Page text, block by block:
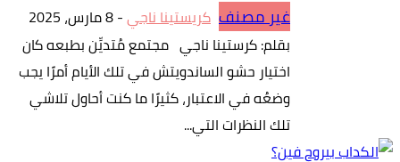
غير مصنف كريستينا ناجي-8 مارس، 2025
بقلم: كرستينا ناجي مجتمع مُتديِّن بطبعه كان
اختيار حشو الساندويتش في تلك الأيام أمرًا يجب
وضعُه في الاعتبار، كثيرًا ما كنت أحاول تلاشي
تلك النظرات التي...